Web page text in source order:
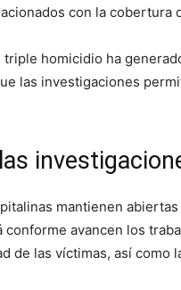
con la cobertura
triple homicidio ha
las investigaciones
mantienen
conforme avancen los
de las víctimas, así